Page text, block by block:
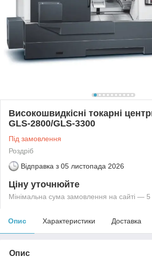
Високошвидкісні токарні
GLS-2800/GLS-3300
Під замовлення
Роздріб
Відправка з 05 листопада 2026
Ціну уточнюйте
Мінімальна сума замовлення на сайті —
Опис Характеристики Доставка
Опис